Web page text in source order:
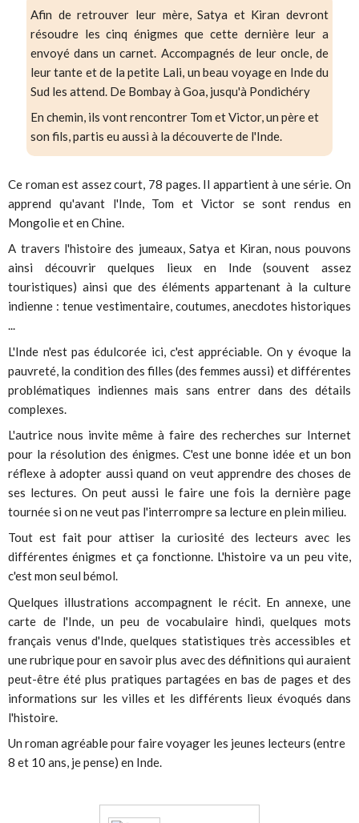
Afin de retrouver leur mère, Satya et Kiran devront
résoudre les cinq énigmes que cette dernière leur a
envoyé dans un carnet. Accompagnés de leur oncle, de
leur tante et de la petite Lali, un beau voyage en Inde du
Sud les attend. De Bombay à Goa, jusqu'à Pondichéry
En chemin, ils vont rencontrer Tom et Victor, un père et
son fils, partis eu aussi à la découverte de l'Inde.
Ce roman est assez court, 78 pages. Il appartient à une série. On
apprend qu'avant l'Inde, Tom et Victor se sont rendus en
Mongolie et en Chine.
A travers l'histoire des jumeaux, Satya et Kiran, nous pouvons
ainsi découvrir quelques lieux en Inde (souvent assez
touristiques) ainsi que des éléments appartenant à la culture
indienne : tenue vestimentaire, coutumes, anecdotes historiques
...
L'Inde n'est pas édulcorée ici, c'est appréciable. On y évoque la
pauvreté, la condition des filles (des femmes aussi) et différentes
problématiques indiennes mais sans entrer dans des détails
complexes.
L'autrice nous invite même à faire des recherches sur Internet
pour la résolution des énigmes. C'est une bonne idée et un bon
réflexe à adopter aussi quand on veut apprendre des choses de
ses lectures. On peut aussi le faire une fois la dernière page
tournée si on ne veut pas l'interrompre sa lecture en plein milieu.
Tout est fait pour attiser la curiosité des lecteurs avec les
différentes énigmes et ça fonctionne. L'histoire va un peu vite,
c'est mon seul bémol.
Quelques illustrations accompagnent le récit. En annexe, une
carte de l'Inde, un peu de vocabulaire hindi, quelques mots
français venus d'Inde, quelques statistiques très accessibles et
une rubrique pour en savoir plus avec des définitions qui auraient
peut-être été plus pratiques partagées en bas de pages et des
informations sur les villes et les différents lieux évoqués dans
l'histoire.
Un roman agréable pour faire voyager les jeunes lecteurs (entre
8 et 10 ans, je pense) en Inde.